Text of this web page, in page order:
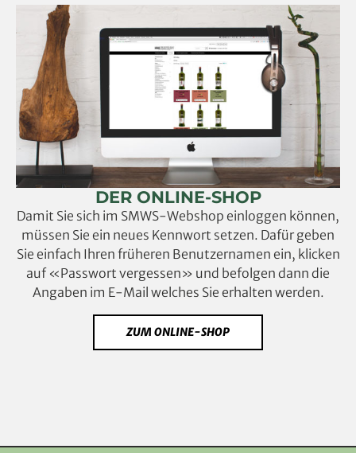
DER ONLINE-SHOP
Damit Sie sich im SMWS-Webshop einloggen können,
müssen Sie ein neues Kennwort setzen. Dafür geben
Sie einfach Ihren früheren Benutzernamen ein, klicken
auf «Passwort vergessen» und befolgen dann die
Angaben im E-Mail welches Sie erhalten werden.
ZUM ONLINE-SHOP